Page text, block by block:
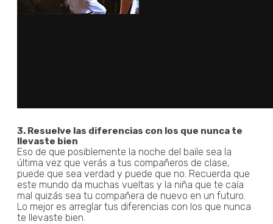
3. Resuelve las diferencias con los que nunca te
llevaste bien
Eso de que posiblemente la noche del baile sea la
última vez que verás a tus compañeros de clase,
puede que sea verdad y puede que no. Recuerda que
este mundo da muchas vueltas y la niña que te caía
mal quizás sea tu compañera de nuevo en un futuro.
Lo mejor es arreglar tus diferencias con los que nunca
te llevaste bien.